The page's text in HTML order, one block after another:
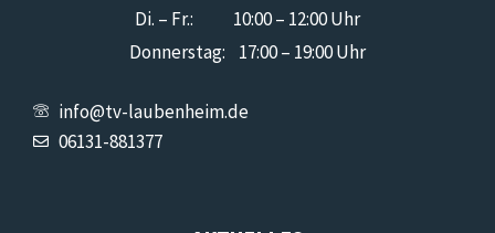
Di. – Fr.: 10:00 – 12:00 Uhr
Donnerstag: 17:00 – 19:00 Uhr
info@tv-laubenheim.de
06131-881377